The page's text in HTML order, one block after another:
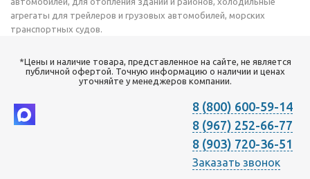
агрегаты для трейлеров и грузовых автомобилей, морских
транспортных судов.
*Цены и наличие товара, представленное на сайте, не является
публичной офертой. Точную информацию о наличии и ценах
уточняйте у менеджеров компании.
8 (800) 600-59-14
8 (967) 252-66-77
8 (903) 720-36-51
Заказать звонок